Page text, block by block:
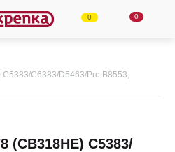
0 0
С6383/D5463/Pro B8553,
(CВ318HE) С5383/